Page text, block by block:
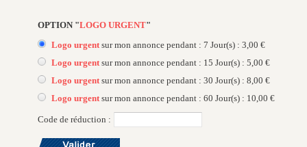
OPTION "LOGO URGENT"
Logo urgentsur mon annonce pendant : 7 Jour(s) : 3,00 €
Logo urgentsur mon annonce pendant : 15 Jour(s) : 5,00 €
Logo urgentsur mon annonce pendant : 30 Jour(s) : 8,00 €
Logo urgentsur mon annonce pendant : 60 Jour(s) : 10,00 €
Code de réduction :